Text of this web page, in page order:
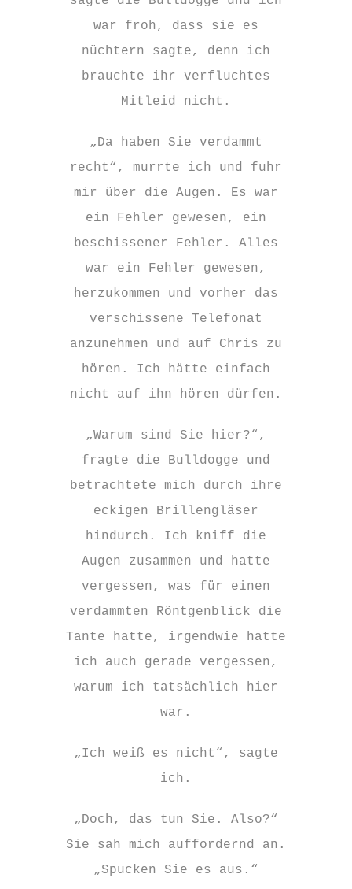
war froh, dass sie es
nüchtern sagte, denn ich
brauchte ihr verfluchtes
Mitleid nicht.
„Da haben Sie verdammt
recht“, murrte ich und fuhr
mir über die Augen. Es war
ein Fehler gewesen, ein
beschissener Fehler. Alles
war ein Fehler gewesen,
herzukommen und vorher das
verschissene Telefonat
anzunehmen und auf Chris zu
hören. Ich hätte einfach
nicht auf ihn hören dürfen.
„Warum sind Sie hier?“,
fragte die Bulldogge und
betrachtete mich durch ihre
eckigen Brillengläser
hindurch. Ich kniff die
Augen zusammen und hatte
vergessen, was für einen
verdammten Röntgenblick die
Tante hatte, irgendwie hatte
ich auch gerade vergessen,
warum ich tatsächlich hier
war.
„Ich weiß es nicht“, sagte
ich.
„Doch, das tun Sie. Also?“
Sie sah mich auffordernd an.
„Spucken Sie es aus.“